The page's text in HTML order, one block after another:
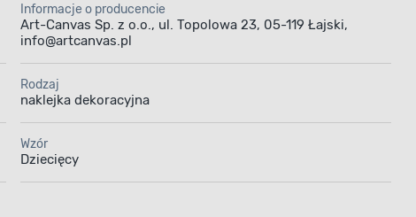
Informacje o producencie
Art-Canvas Sp. z o.o., ul. Topolowa 23, 05-119 Łajski,
info@artcanvas.pl
Rodzaj
naklejka dekoracyjna
Wzór
Dziecięcy